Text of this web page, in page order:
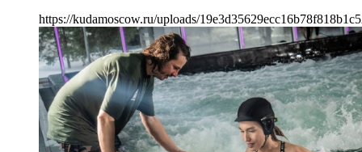
https://kudamoscow.ru/uploads/